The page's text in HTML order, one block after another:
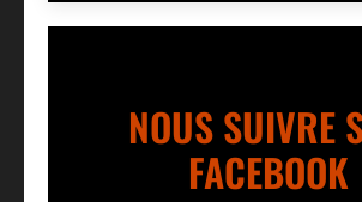
NOUS SUIVRE
FACEBOOK